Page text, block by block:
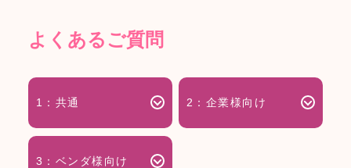
よくあるご質問
1：共通 2：企業様向け
3：ベンダ様向け